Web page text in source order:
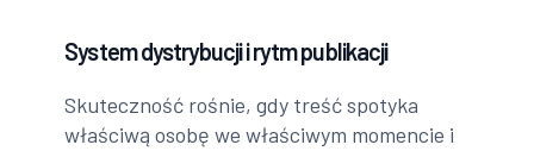
System dystrybucji i rytm publikacji
Skuteczność rośnie, gdy treść spotyka
właściwą osobę we właściwym momencie i